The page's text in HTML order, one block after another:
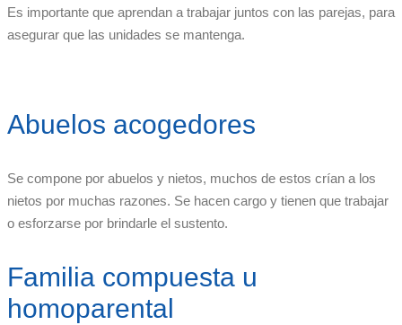
Es importante que aprendan a trabajar juntos con las parejas, para
asegurar que las unidades se mantenga.
Abuelos acogedores
Se compone por abuelos y nietos, muchos de estos crían a los
nietos por muchas razones. Se hacen cargo y tienen que trabajar
o esforzarse por brindarle el sustento.
Familia compuesta u
homoparental